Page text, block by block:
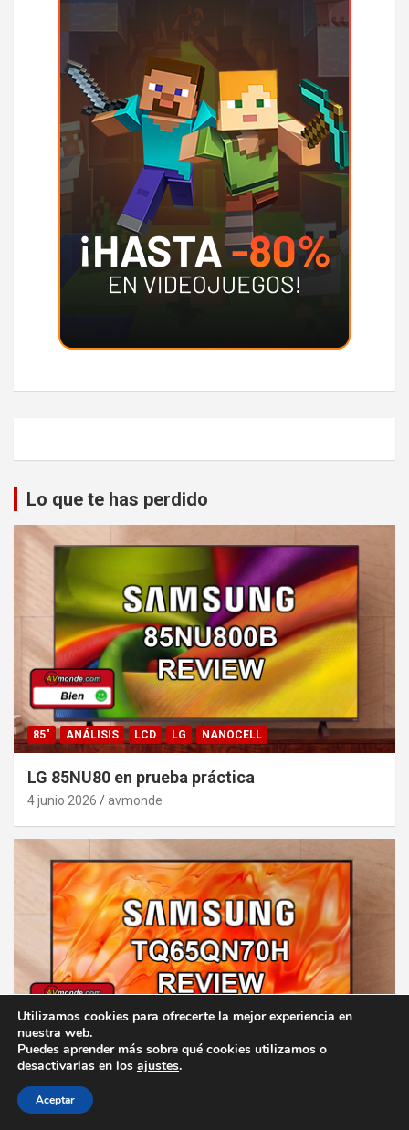
Lo que te has perdido
85" ANÁLISIS LCD LG NANOCELL
LG 85NU80 en prueba práctica
4 junio 2026 avmonde
65" ANÁLISIS QLED SAMSUNG
Análisis del Neo QLED Samsung TQ65QN70H
28 mayo 2026
Utilizamos cookies para ofrecerte la mejor experiencia en
nuestra web.
Puedes aprender más sobre qué cookies utilizamos o
desactivarlas en los ajustes.
Aceptar